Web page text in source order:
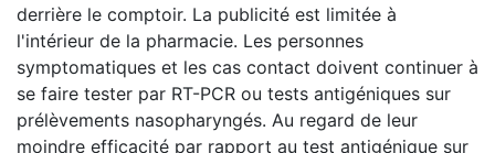
derrière le comptoir. La publicité est limitée à
l'intérieur de la pharmacie. Les personnes
symptomatiques et les cas contact doivent continuer à
se faire tester par RT-PCR ou tests antigéniques sur
prélèvements nasopharyngés. Au regard de leur
moindre efficacité par rapport au test antigénique sur